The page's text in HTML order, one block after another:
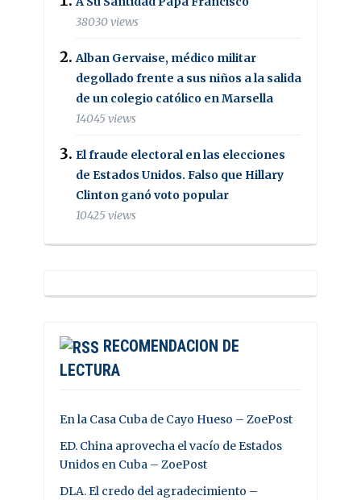
38030 views
Alban Gervaise, médico militar
degollado frente a sus niños a la salida
de un colegio católico en Marsella
14045 views
El fraude electoral en las elecciones
de Estados Unidos. Falso que Hillary
Clinton ganó voto popular
10425 views
RECOMENDACION DE
LECTURA
En la Casa Cuba de Cayo Hueso – ZoePost
ED. China aprovecha el vacío de Estados
Unidos en Cuba – ZoePost
DLA. El credo del agradecimiento –